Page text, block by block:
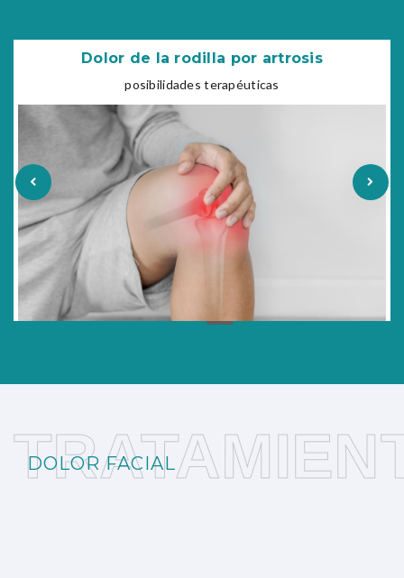
Dolor de la rodilla por artrosis
posibilidades terapéuticas
DOLOR FACIAL